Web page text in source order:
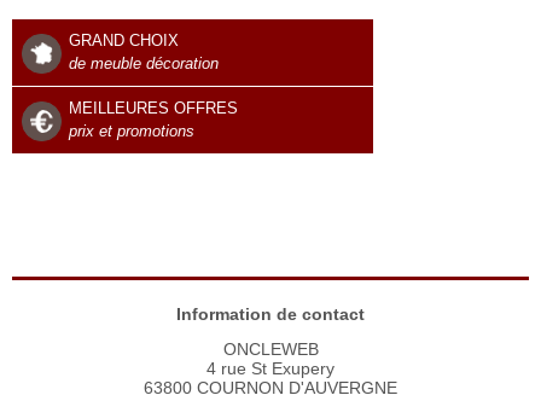
GRAND CHOIX
de meuble décoration
MEILLEURES OFFRES
prix et promotions
Information de contact
ONCLEWEB
4 rue St Exupery
63800 COURNON D'AUVERGNE